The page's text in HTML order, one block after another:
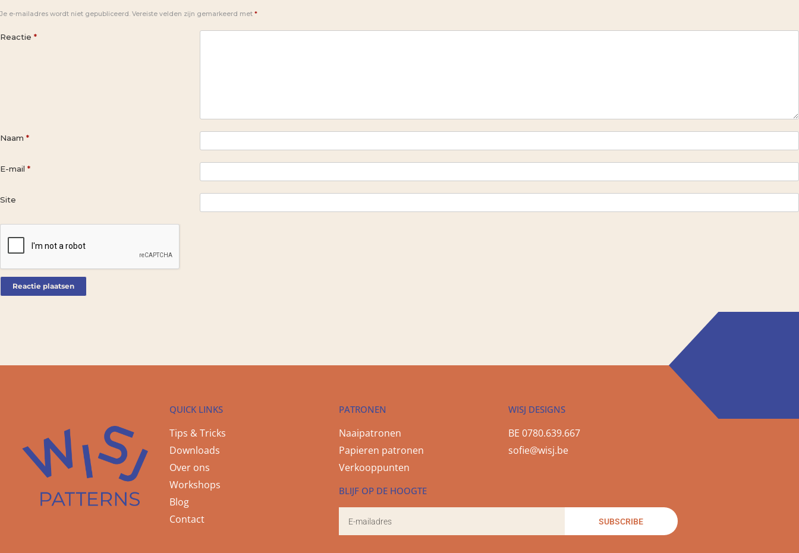
Je e-mailadres wordt niet gepubliceerd. Vereiste velden zijn gemarkeerd met *
Reactie *
Naam *
E-mail *
Site
QUICK LINKS
Tips & Tricks
Downloads
Over ons
Workshops
Blog
Contact
PATRONEN
Naaipatronen
Papieren patronen
Verkooppunten
WISJ DESIGNS
BE 0780.639.667
sofie@wisj.be
BLIJF OP DE HOOGTE
SUBSCRIBE